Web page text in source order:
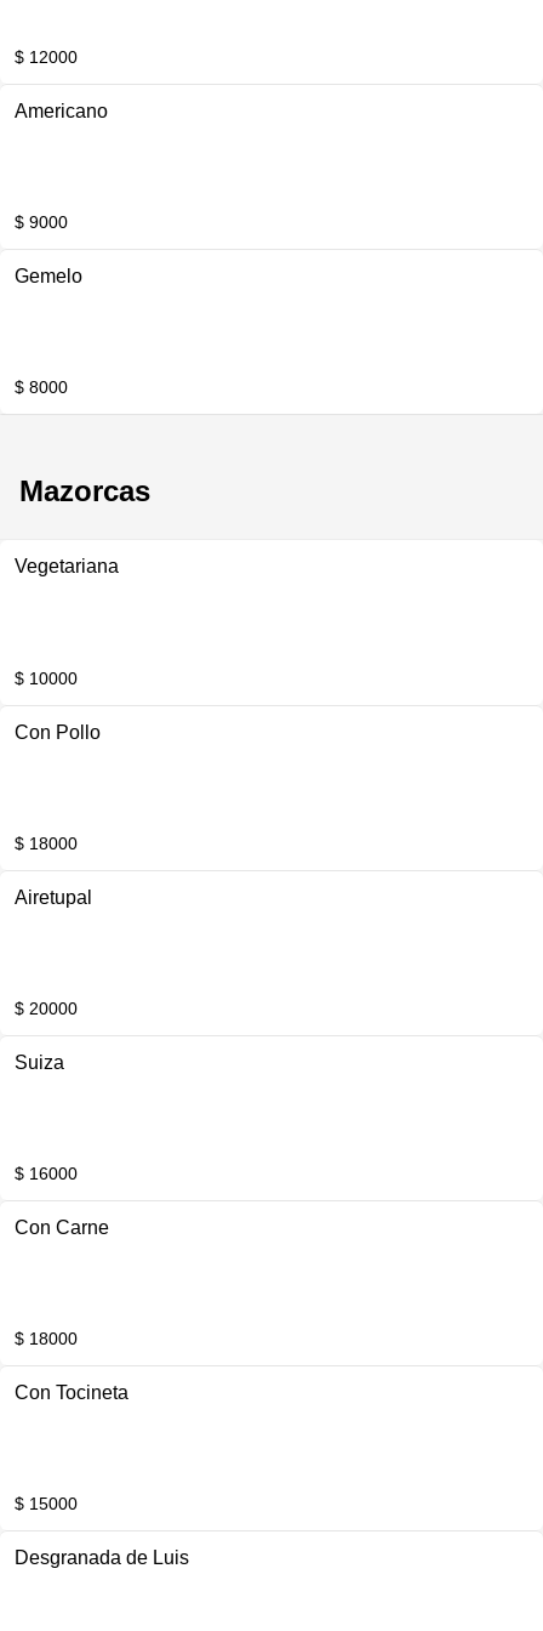
$ 12000
Americano
$ 9000
Gemelo
$ 8000
Mazorcas
Vegetariana
$ 10000
Con Pollo
$ 18000
Airetupal
$ 20000
Suiza
$ 16000
Con Carne
$ 18000
Con Tocineta
$ 15000
Desgranada de Luis